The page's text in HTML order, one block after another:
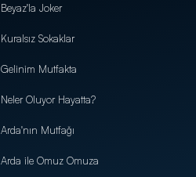
Beyaz'la Joker
Kuralsız Sokaklar
Gelinim Mutfakta
Neler Oluyor Hayatta?
Arda'nın Mutfağı
Arda ile Omuz Omuza